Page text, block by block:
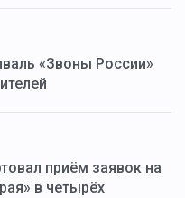
«Звоны России»
приём заявок на
в четырёх